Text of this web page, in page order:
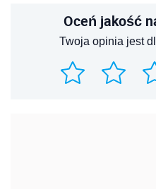
Oceń jakość
Twoja opinia jest